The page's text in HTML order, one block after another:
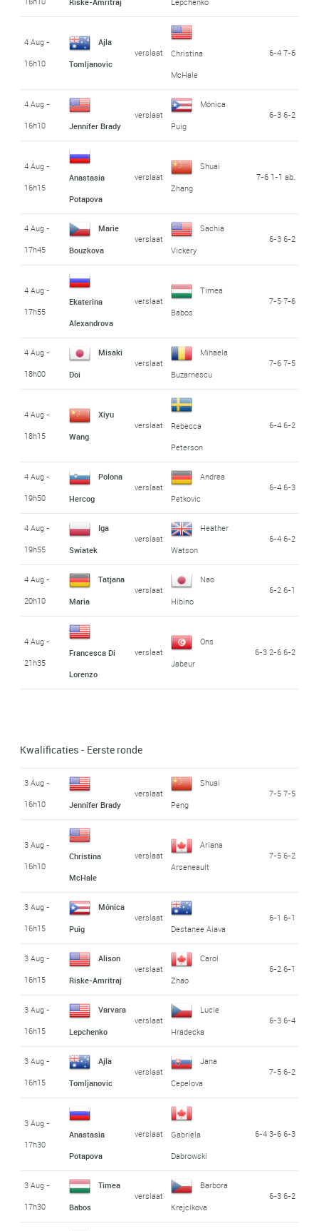
4 Aug -
16h10
Ajla
Tomljanovic
verslaat
Christina
McHale
6-4 7-6
4 Aug -
16h10
Jennifer Brady
verslaat
Mónica
Puig
6-3 6-2
4 Aug -
16h15
Anastasia
Potapova
verslaat
Shuai
Zhang
7-6 1-1 ab.
4 Aug -
17h45
Marie
Bouzkova
verslaat
Sachia
Vickery
6-3 6-2
4 Aug -
17h55
Ekaterina
Alexandrova
verslaat
Timea
Babos
7-5 7-6
4 Aug -
18h00
Misaki
Doi
verslaat
Mihaela
Buzarnescu
7-6 7-5
4 Aug -
18h15
Xiyu
Wang
verslaat
Rebecca
Peterson
6-4 6-2
4 Aug -
19h50
Polona
Hercog
verslaat
Andrea
Petkovic
6-4 6-3
4 Aug -
19h55
Iga
Swiatek
verslaat
Heather
Watson
6-4 6-2
4 Aug -
20h10
Tatjana
Maria
verslaat
Nao
Hibino
6-2 6-1
4 Aug -
21h35
Francesca Di
Lorenzo
verslaat
Ons
Jabeur
6-3 2-6 6-2
Kwalificaties - Eerste ronde
3 Aug -
16h10
Jennifer Brady
verslaat
Shuai
Peng
7-5 7-5
3 Aug -
16h10
Christina
McHale
verslaat
Ariana
Arseneault
7-5 6-2
3 Aug -
16h15
Mónica
Puig
verslaat
Destanee Aiava
6-1 6-1
3 Aug -
16h15
Alison
Riske-Amritraj
verslaat
Carol
Zhao
6-2 6-1
3 Aug -
16h15
Varvara
Lepchenko
verslaat
Lucie
Hradecka
6-3 6-4
3 Aug -
16h15
Ajla
Tomljanovic
verslaat
Jana
Cepelova
7-5 6-2
3 Aug -
17h30
Anastasia
Potapova
verslaat
Gabriela
Dabrowski
6-4 3-6 6-3
3 Aug -
17h30
Timea
Babos
verslaat
Barbora
Krejcikova
6-3 6-2